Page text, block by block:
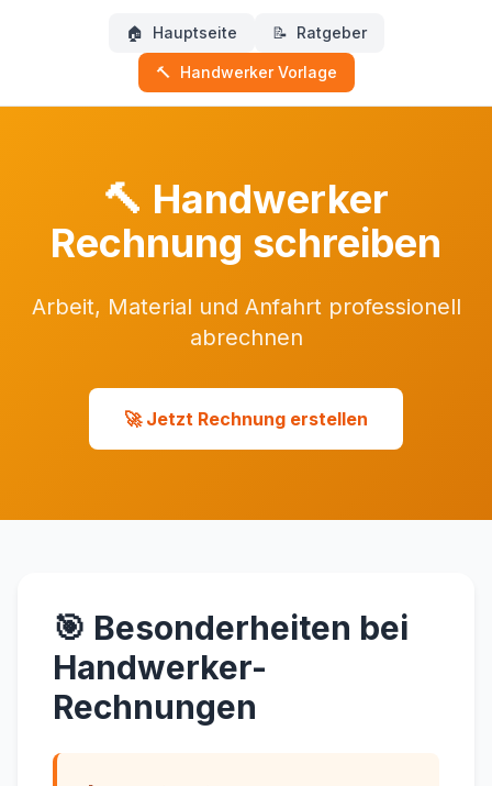
🏠 Hauptseite 📝 Ratgeber
🔨 Handwerker Vorlage
🔨 Handwerker
Rechnung schreiben
Arbeit, Material und Anfahrt professionell
abrechnen
🚀 Jetzt Rechnung erstellen
🎯 Besonderheiten bei
Handwerker-
Rechnungen